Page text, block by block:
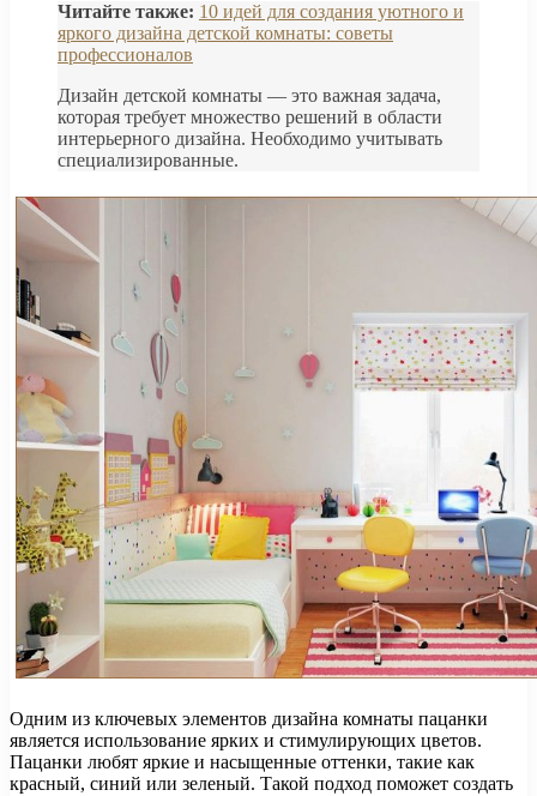
Читайте также: 10 идей для создания уютного и
яркого дизайна детской комнаты: советы
профессионалов
Дизайн детской комнаты — это важная задача,
которая требует множество решений в области
интерьерного дизайна. Необходимо учитывать
специализированные.
Одним из ключевых элементов дизайна комнаты пацанки
является использование ярких и стимулирующих цветов.
Пацанки любят яркие и насыщенные оттенки, такие как
красный, синий или зеленый. Такой подход поможет создать